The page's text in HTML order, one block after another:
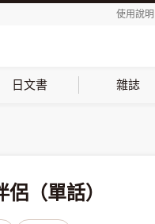
使用說明
日文書 雜誌
（單話）